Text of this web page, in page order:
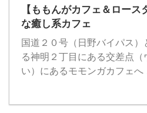
【ももんがカフェ＆ロー
な癒し系カフェ
国道２０号（日野バイパス
る神明２丁目にある交差点
い）にあるモモンガカフェへ